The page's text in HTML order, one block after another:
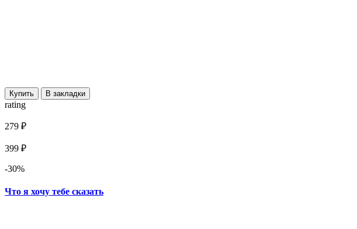
Купить В закладки
rating
279 ₽
399 ₽
-30%
Что я хочу тебе сказать